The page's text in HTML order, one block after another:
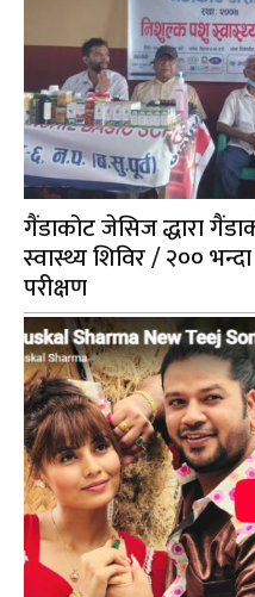
गैंडाकोट जेसिज द्धारा
स्वास्थ्य शिविर / २००
परीक्षण